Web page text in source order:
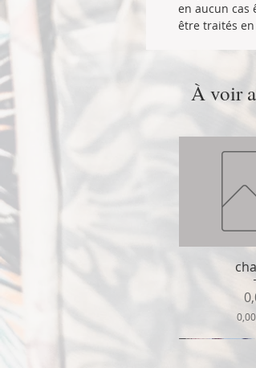
en aucun cas
être traités
À voir